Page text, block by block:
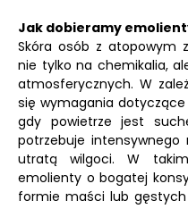
Jak dobieramy
Skóra osób z atopowym
nie tylko na chemikalia,
atmosferycznych. W
się wymagania
gdy powietrze jest
potrzebuje intensywnego
utratą wilgoci. W
emolienty o bogatej
formie maści lub